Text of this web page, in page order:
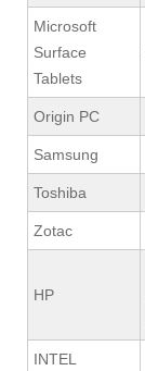
Microsoft
Surface
Tablets
Origin PC
Samsung
Toshiba
Zotac
HP
INTEL